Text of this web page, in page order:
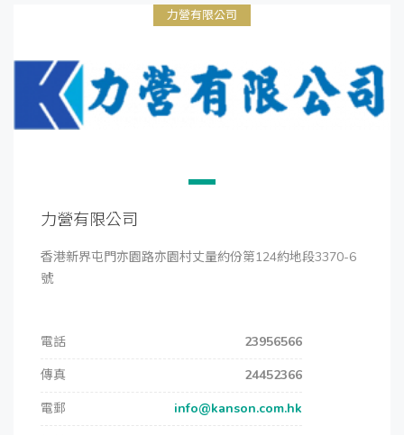
力營有限公司
力營有限公司
香港新界屯門亦園路亦園村丈量約份第124約地段3370-6
號
電話
23956566
傳真
24452366
電郵
info@kanson.com.hk